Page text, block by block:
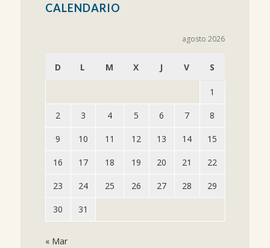
CALENDARIO
agosto 2026
D L M X J V S
1
2 3 4 5 6 7 8
9 10 11 12 13 14 15
16 17 18 19 20 21 22
23 24 25 26 27 28 29
30 31
« Mar